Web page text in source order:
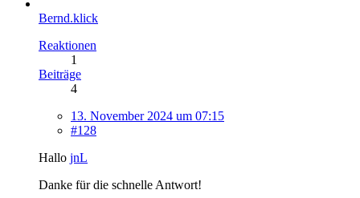
Bernd.klick
Reaktionen
1
Beiträge
4
13. November 2024 um 07:15
#128
Hallo jnL
Danke für die schnelle Antwort!